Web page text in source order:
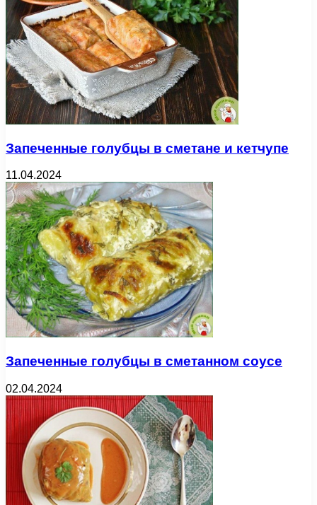
Запеченные голубцы в сметане и кетчупе
11.04.2024
Запеченные голубцы в сметанном соусе
02.04.2024